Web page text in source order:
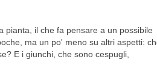
pianta, il che fa pensare a un possibile
ma un po' meno su altri aspetti:
E i giunchi, che sono cespugli,